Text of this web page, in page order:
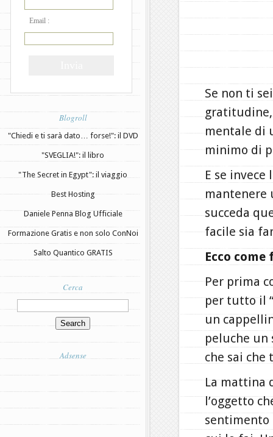
Email :
Blogroll
"Chiedi e ti sarà dato… forse!": il DVD
"SVEGLIA!": il libro
"The Secret in Egypt": il viaggio
Best Hosting
Daniele Penna Blog Ufficiale
Formazione Gratis e non solo ConNoi
Salto Quantico GRATIS
Cerca
Adsense
Se non ti
mentale di
minimo di
E se
mantenere
succeda
facile sia
Ecco come
Per prima
per tutto il
un
peluche un
che sai
La mattina
l’oggetto